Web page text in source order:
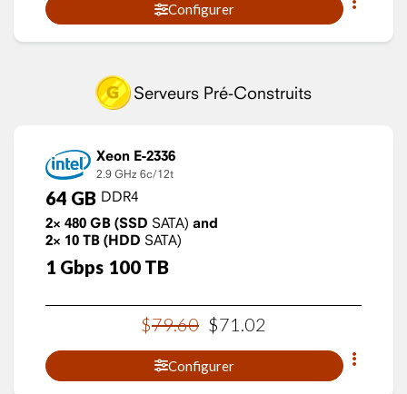
Configurer
Serveurs Pré-Construits
Xeon E-2336
2.9 GHz 6c/12t
64 GB DDR4
2× 480 GB (SSD SATA) and
2× 10 TB (HDD SATA)
1 Gbps 100 TB
$79.60 $71 02
Configurer